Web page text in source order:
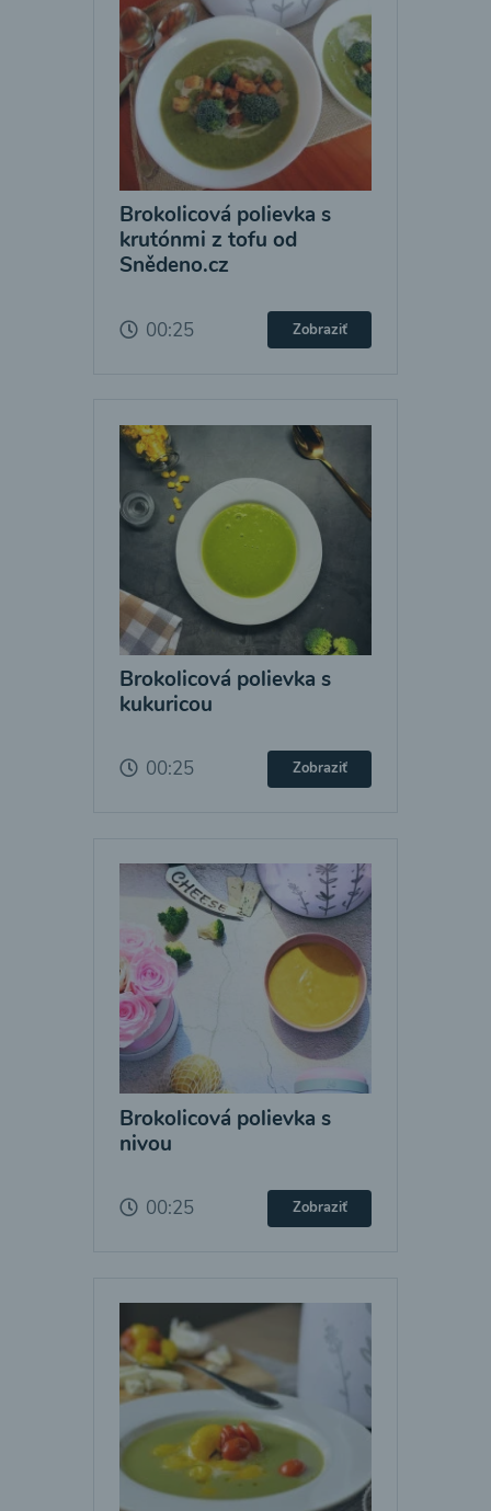
Brokolicová polievka s
krutónmi z tofu od
Snědeno.cz
00:25 Zobraziť
Brokolicová polievka s
kukuricou
00:25 Zobraziť
Brokolicová polievka s
nivou
00:25 Zobraziť